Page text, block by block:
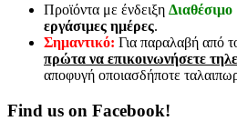
Προϊόντα με ένδειξη Διαθέσιμο
εργάσιμες ημέρες.
Σημαντικό: Για παραλαβή από
πρώτα να επικοινωνήσετε
αποφυγή οποιασδήποτε
Find us on Facebook!